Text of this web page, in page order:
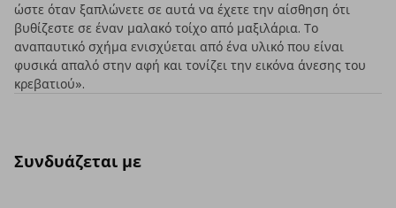
ώστε όταν ξαπλώνετε σε αυτά να έχετε την αίσθηση ότι
βυθίζεστε σε έναν μαλακό τοίχο από μαξιλάρια. Το
αναπαυτικό σχήμα ενισχύεται από ένα υλικό που είναι
φυσικά απαλό στην αφή και τονίζει την εικόνα άνεσης του
κρεβατιού».
Συνδυάζεται με